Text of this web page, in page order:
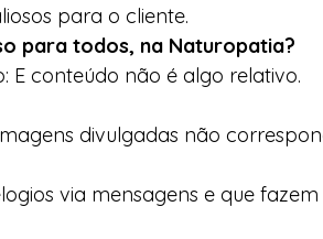
para o cliente.
para todos, na Naturopatia?
E conteúdo não é algo relativo.
divulgadas não
via mensagens e que